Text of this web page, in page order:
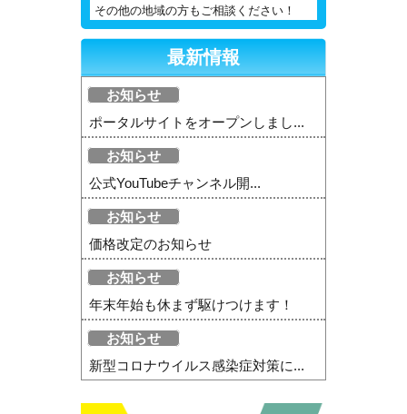
その他の地域の方もご相談ください！
最新情報
お知らせ
ポータルサイトをオープンしまし...
お知らせ
公式YouTubeチャンネル開...
お知らせ
価格改定のお知らせ
お知らせ
年末年始も休まず駆けつけます！
お知らせ
新型コロナウイルス感染症対策に...